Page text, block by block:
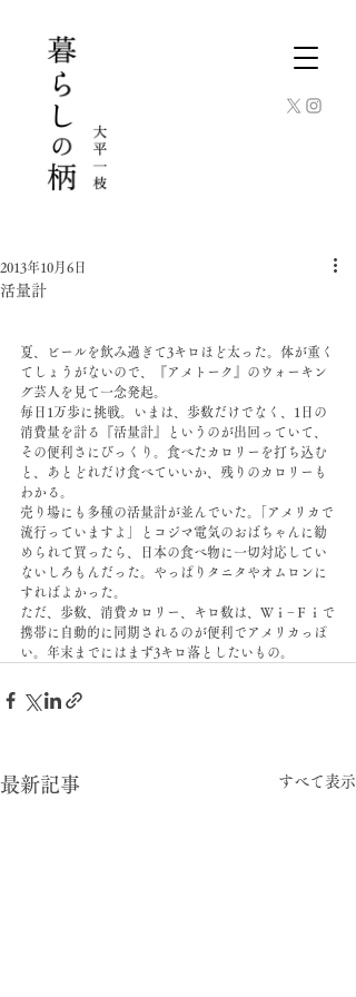
活量計
2013年10月6日
夏、ビールを飲み過ぎて3キロほど太った。体が重く
てしょうがないので、『アメトーク』のウォーキン
グ芸人を見て一念発起。
毎日1万歩に挑戦。いまは、歩数だけでなく、1日の
消費量を計る『活量計』というのが出回っていて、
その便利さにびっくり。食べたカロリーを打ち込む
と、あとどれだけ食べていいか、残りのカロリーも
わかる。
売り場にも多種の活量計が並んでいた。｢アメリカで
流行っていますよ」とコジマ電気のおばちゃんに勧
められて買ったら、日本の食べ物に一切対応してい
ないしろもんだった。やっぱりタニタやオムロンに
すればよかった。
ただ、歩数、消費カロリー、キロ数は、Ｗｉ−Ｆｉで
携帯に自動的に同期されるのが便利でアメリカっぽ
い。年末までにはまず3キロ落としたいもの。
最新記事 すべて表示